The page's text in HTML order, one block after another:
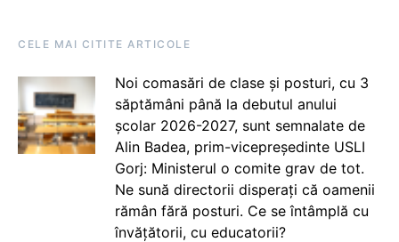
CELE MAI CITITE ARTICOLE
Noi comasări de clase și posturi, cu 3
săptămâni până la debutul anului
școlar 2026-2027, sunt semnalate de
Alin Badea, prim-vicepreședinte USLI
Gorj: Ministerul o comite grav de tot.
Ne sună directorii disperați că oamenii
rămân fără posturi. Ce se întâmplă cu
învățătorii, cu educatorii?